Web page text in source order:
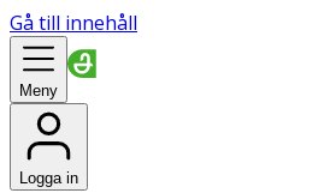
Gå till innehåll
Meny
Logga in